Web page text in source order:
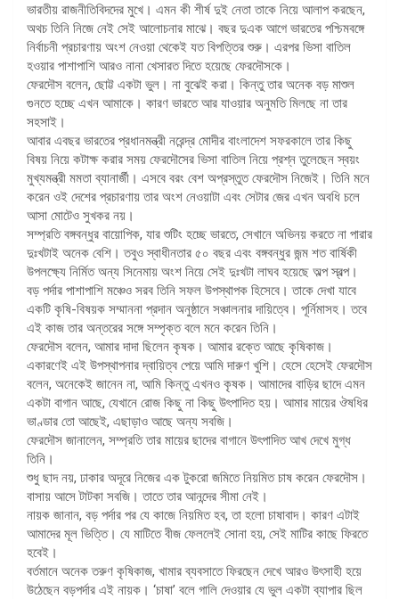
ভারতীয় রাজনীতিবিদদের মুখে। এমন কী শীর্ষ দুই নেতা তাকে নিয়ে আলাপ করছেন,
অথচ তিনি নিজে নেই সেই আলোচনার মাঝে। বছর দুএক আগে ভারতের পশ্চিমবঙ্গে
নির্বাচনী প্রচারণায় অংশ নেওয়া থেকেই যত বিপত্তির শুরু। এরপর ভিসা বাতিল
হওয়ার পাশাপাশি আরও নানা খেসারত দিতে হয়েছে ফেরদৌসকে।
ফেরদৌস বলেন, ছোট্ট একটা ভুল। না বুঝেই করা। কিন্তু তার অনেক বড় মাশুল
গুনতে হচ্ছে এখন আমাকে। কারণ ভারতে আর যাওয়ার অনুমতি মিলছে না তার
সহসাই।
আবার এবছর ভারতের প্রধানমন্ত্রী নরেন্দ্র মোদীর বাংলাদেশ সফরকালে তার কিছু
বিষয় নিয়ে কটাক্ষ করার সময় ফেরদৌসের ভিসা বাতিল নিয়ে প্রশ্ন তুলেছেন স্বয়ং
মুখ্যমন্ত্রী মমতা ব্যানার্জী। এসবে বরং বেশ অপ্রস্তুত ফেরদৌস নিজেই। তিনি মনে
করেন ওই দেশের প্রচারণায় তার অংশ নেওয়াটা এবং সেটার জের এখন অবধি চলে
আসা মোটেও সুখকর নয়।
সম্প্রতি বঙ্গবন্ধুর বায়োপিক, যার শুটিং হচ্ছে ভারতে, সেখানে অভিনয় করতে না পারার
দুঃখটাই অনেক বেশি। তবুও স্বাধীনতার ৫০ বছর এবং বঙ্গবন্ধুর জন্ম শত বার্ষিকী
উপলক্ষ্যে নির্মিত অন্য সিনেমায় অংশ নিয়ে সেই দুঃখটা লাঘব হয়েছে অল্প স্বল্প।
বড় পর্দার পাশাপাশি মঞ্চেও সরব তিনি সফল উপস্থাপক হিসেবে। তাকে দেখা যাবে
একটি কৃষি-বিষয়ক সম্মাননা প্রদান অনুষ্ঠানে সঞ্চালনার দায়িত্বে। পূর্নিমাসহ। তবে
এই কাজ তার অন্তরের সঙ্গে সম্পৃক্ত বলে মনে করেন তিনি।
ফেরদৌস বলেন, আমার দাদা ছিলেন কৃষক। আমার রক্তে আছে কৃষিকাজ।
একারণেই এই উপস্থাপনার দ্বায়িত্ব পেয়ে আমি দারুণ খুশি। হেসে হেসেই ফেরদৌস
বলেন, অনেকেই জানেন না, আমি কিন্তু এখনও কৃষক। আমাদের বাড়ির ছাদে এমন
একটা বাগান আছে, যেখানে রোজ কিছু না কিছু উৎপাদিত হয়। আমার মায়ের ঔষধির
ভাণ্ডার তো আছেই, এছাড়াও আছে অন্য সবজি।
ফেরদৌস জানালেন, সম্প্রতি তার মায়ের ছাদের বাগানে উৎপাদিত আখ দেখে মুগ্ধ
তিনি।
শুধু ছাদ নয়, ঢাকার অদূরে নিজের এক টুকরো জমিতে নিয়মিত চাষ করেন ফেরদৌস।
বাসায় আসে টাটকা সবজি। তাতে তার আনন্দের সীমা নেই।
নায়ক জানান, বড় পর্দার পর যে কাজে নিয়মিত হব, তা হলো চাষাবাদ। কারণ এটাই
আমাদের মূল ভিত্তি। যে মাটিতে বীজ ফেললেই সোনা হয়, সেই মাটির কাছে ফিরতে
হবেই।
বর্তমানে অনেক তরুণ কৃষিকাজ, খামার ব্যবসাতে ফিরছেন দেখে আরও উৎসাহী হয়ে
উঠেছেন বড়পর্দার এই নায়ক। ‘চাষা’ বলে গালি দেওয়ার যে ভুল একটা ব্যাপার ছিল